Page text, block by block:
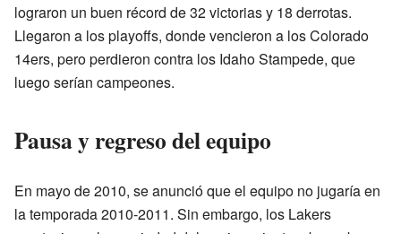
lograron un buen récord de 32 victorias y 18 derrotas.
Llegaron a los playoffs, donde vencieron a los Colorado
14ers, pero perdieron contra los Idaho Stampede, que
luego serían campeones.
Pausa y regreso del equipo
En mayo de 2010, se anunció que el equipo no jugaría en
la temporada 2010-2011. Sin embargo, los Lakers